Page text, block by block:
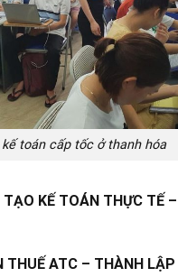
toán cấp tốc ở thanh hóa
KẾ TOÁN THỰC TẾ
THUẾ ATC – THÀNH LẬP